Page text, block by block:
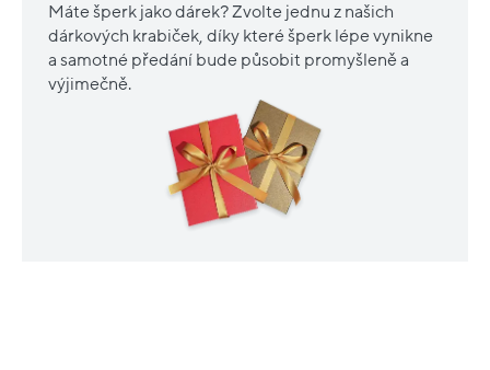
Máte šperk jako dárek? Zvolte jednu z našich
dárkových krabiček, díky které šperk lépe vynikne
a samotné předání bude působit promyšleně a
výjimečně.